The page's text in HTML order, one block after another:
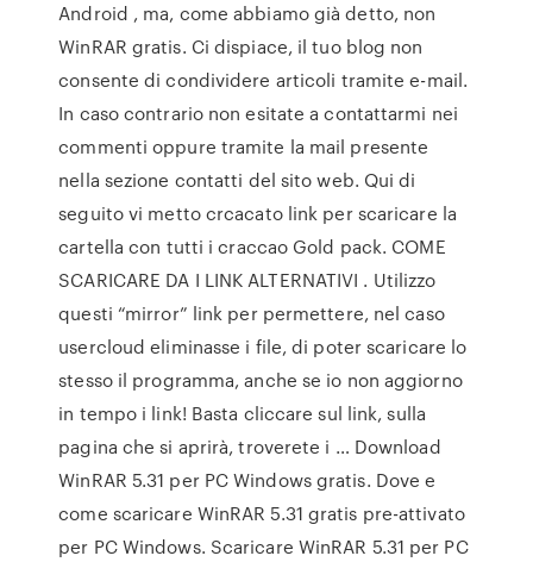
Android , ma, come abbiamo già detto, non
WinRAR gratis. Ci dispiace, il tuo blog non
consente di condividere articoli tramite e-mail.
In caso contrario non esitate a contattarmi nei
commenti oppure tramite la mail presente
nella sezione contatti del sito web. Qui di
seguito vi metto crcacato link per scaricare la
cartella con tutti i craccao Gold pack. COME
SCARICARE DA I LINK ALTERNATIVI . Utilizzo
questi “mirror” link per permettere, nel caso
usercloud eliminasse i file, di poter scaricare lo
stesso il programma, anche se io non aggiorno
in tempo i link! Basta cliccare sul link, sulla
pagina che si aprirà, troverete i … Download
WinRAR 5.31 per PC Windows gratis. Dove e
come scaricare WinRAR 5.31 gratis pre-attivato
per PC Windows. Scaricare WinRAR 5.31 per PC